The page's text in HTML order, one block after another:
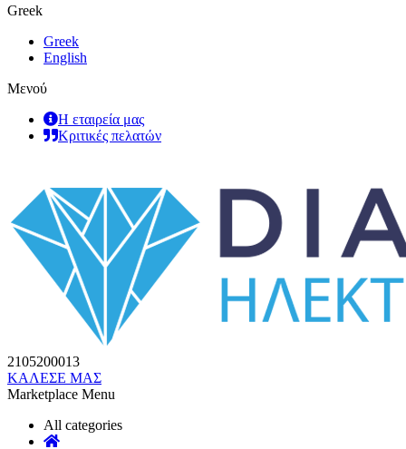
Greek
Greek
English
Μενού
Η εταιρεία μας
Κριτικές πελατών
2105200013
ΚΑΛΕΣΕ ΜΑΣ
Marketplace Menu
All categories